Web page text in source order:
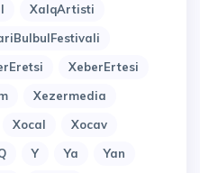
XalqArtisti
XeberErtesi
Xezermedia
Xocal
Xocav
Y Ya
Yan